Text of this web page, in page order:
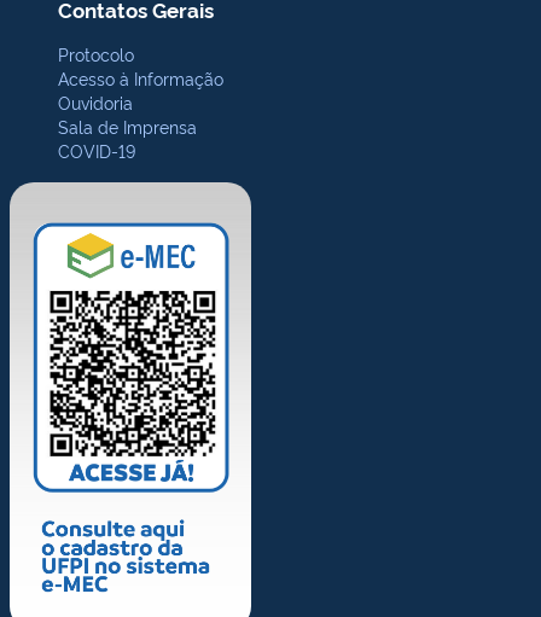
Contatos Gerais
Protocolo
Acesso à Informação
Ouvidoria
Sala de Imprensa
COVID-19